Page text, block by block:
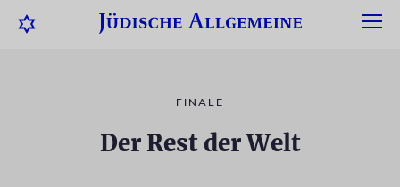
FINALE
Der Rest der Welt